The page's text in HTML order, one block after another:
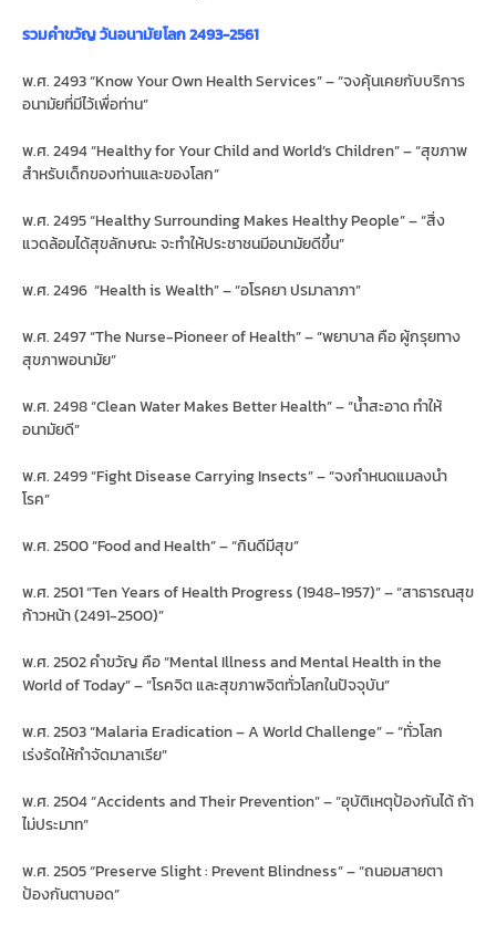
รวมคำขวัญ วันอนามัยโลก 2493-2561
พ.ศ. 2493 “Know Your Own Health Services” – “จงคุ้นเคยกับบริการ
อนามัยที่มีไว้เพื่อท่าน”
พ.ศ. 2494 “Healthy for Your Child and World’s Children” – “สุขภาพ
สำหรับเด็กของท่านและของโลก”
พ.ศ. 2495 “Healthy Surrounding Makes Healthy People” – “สิ่ง
แวดล้อมได้สุขลักษณะ จะทำให้ประชาชนมีอนามัยดีขึ้น”
พ.ศ. 2496 “Health is Wealth” – “อโรคยา ปรมาลาภา”
พ.ศ. 2497 “The Nurse-Pioneer of Health” – “พยาบาล คือ ผู้กรุยทาง
สุขภาพอนามัย”
พ.ศ. 2498 “Clean Water Makes Better Health” – “น้ำสะอาด ทำให้
อนามัยดี”
พ.ศ. 2499 “Fight Disease Carrying Insects” – “จงกำหนดแมลงนำ
โรค”
พ.ศ. 2500 “Food and Health” – “กินดีมีสุข”
พ.ศ. 2501 “Ten Years of Health Progress (1948-1957)” – “สาธารณสุข
ก้าวหน้า (2491-2500)”
พ.ศ. 2502 คำขวัญ คือ “Mental Illness and Mental Health in the
World of Today” – “โรคจิต และสุขภาพจิตทั่วโลกในปัจจุบัน”
พ.ศ. 2503 “Malaria Eradication – A World Challenge” – “ทั่วโลก
เร่งรัดให้กำจัดมาลาเรีย”
พ.ศ. 2504 “Accidents and Their Prevention” – “อุบัติเหตุป้องกันได้ ถ้า
ไม่ประมาท”
พ.ศ. 2505 “Preserve Slight : Prevent Blindness” – “ถนอมสายตา
ป้องกันตาบอด”